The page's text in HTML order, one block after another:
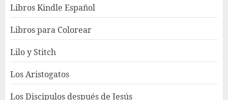
Libros Kindle Español
Libros para Colorear
Lilo y Stitch
Los Aristogatos
Los Discipulos después de Jesús